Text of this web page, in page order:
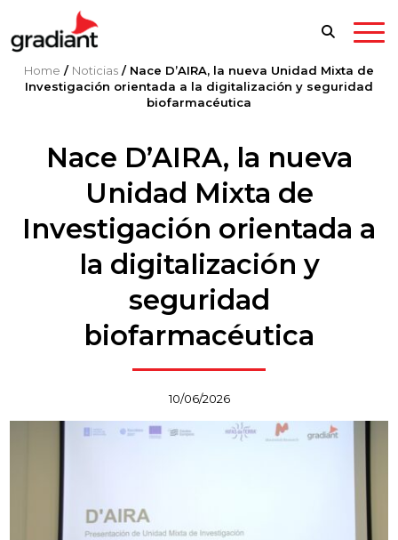
Home / Noticias / Nace D’AIRA, la nueva Unidad Mixta de
Investigación orientada a la digitalización y seguridad
biofarmacéutica
Nace D’AIRA, la nueva
Unidad Mixta de
Investigación orientada a
la digitalización y
seguridad
biofarmacéutica
10/06/2026